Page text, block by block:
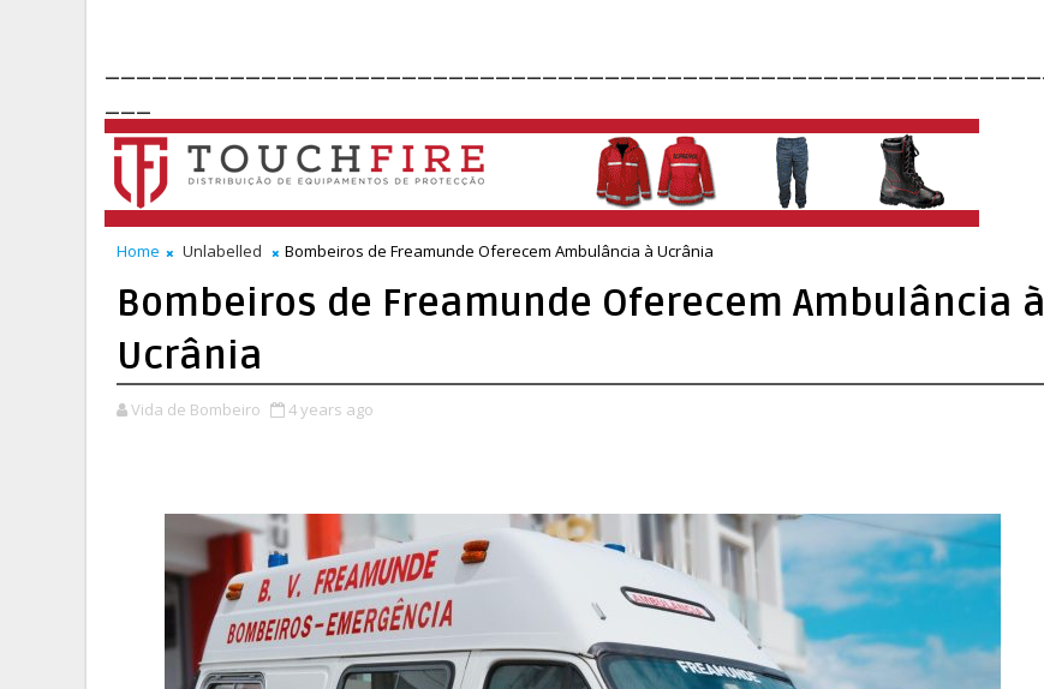
Home Unlabelled Bombeiros de Freamunde Oferecem Ambulância à Ucrânia
Bombeiros de Freamunde Oferecem Ambulância à
Ucrânia
Vida de Bombeiro 4 years ago